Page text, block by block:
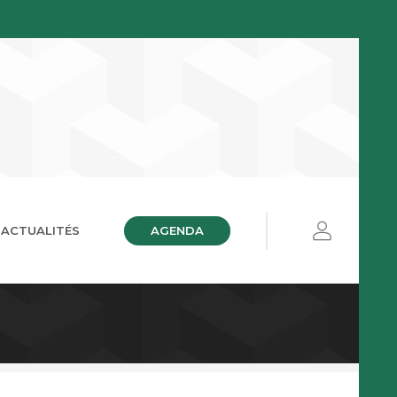
ACTUALITÉS AGENDA